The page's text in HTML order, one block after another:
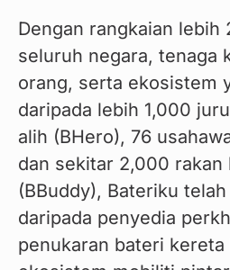
Dengan rangkaian lebih
seluruh negara, tenaga
orang, serta ekosistem
daripada lebih 1,000
alih (BHero), 76
dan sekitar 2,000 rakan
(BBuddy), Bateriku
daripada penyedia
penukaran bateri kereta